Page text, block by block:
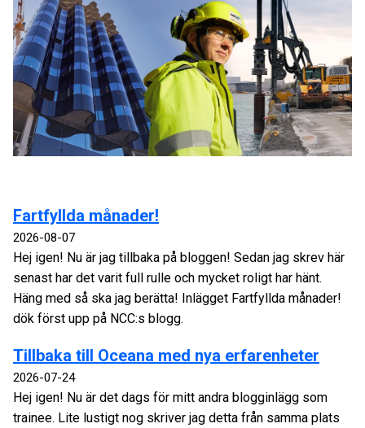
Fartfyllda månader!
2026-08-07
Hej igen! Nu är jag tillbaka på bloggen! Sedan jag skrev här
senast har det varit full rulle och mycket roligt har hänt.
Häng med så ska jag berätta! Inlägget Fartfyllda månader!
dök först upp på NCC:s blogg.
Tillbaka till Oceana med nya erfarenheter
2026-07-24
Hej igen! Nu är det dags för mitt andra blogginlägg som
trainee. Lite lustigt nog skriver jag detta från samma plats